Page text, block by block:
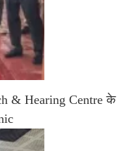
& Hearing Centre के